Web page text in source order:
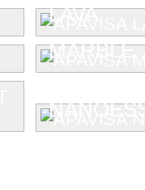
LAVA
MARBLE